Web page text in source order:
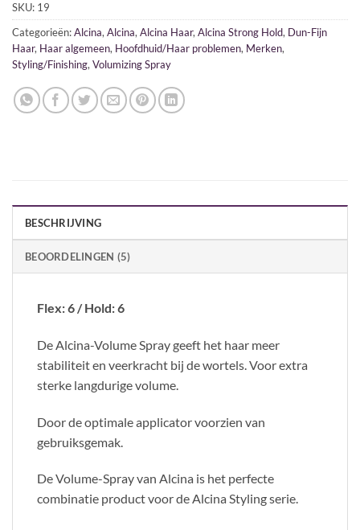
SKU: 19
Categorieën:Alcina, Alcina, Alcina Haar, Alcina Strong Hold, Dun-Fijn
Haar, Haar algemeen, Hoofdhuid/Haar problemen, Merken,
Styling/Finishing, Volumizing Spray
BESCHRIJVING
BEOORDELINGEN (5)
Flex: 6 / Hold: 6
De Alcina-Volume Spray geeft het haar meer
stabiliteit en veerkracht bij de wortels. Voor extra
sterke langdurige volume.
Door de optimale applicator voorzien van
gebruiksgemak.
De Volume-Spray van Alcina is het perfecte
combinatie product voor de Alcina Styling serie.